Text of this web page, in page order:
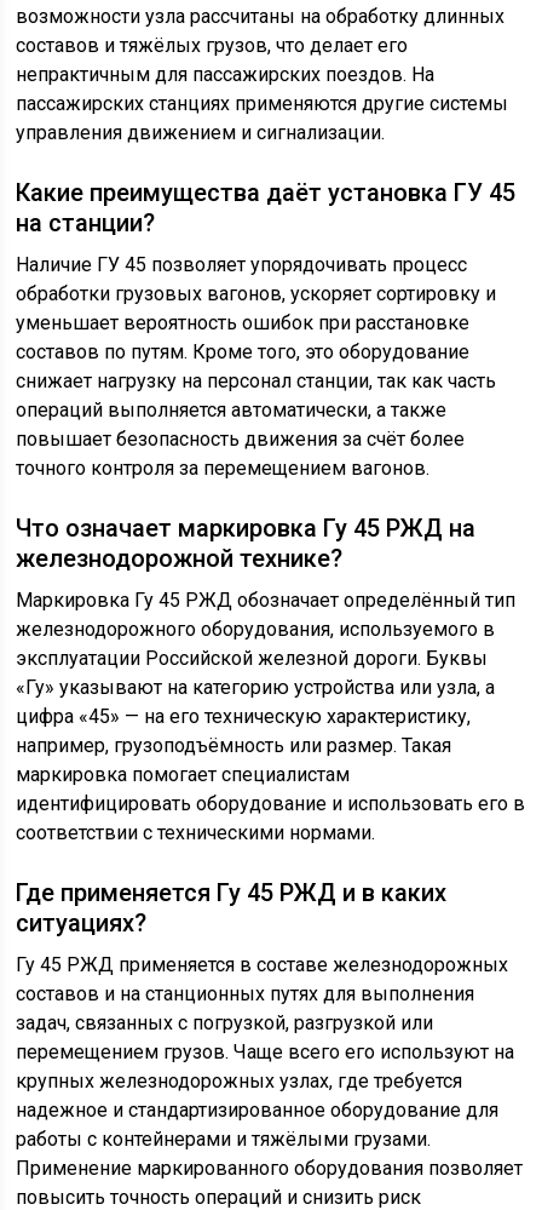
возможности узла рассчитаны на обработку длинных
составов и тяжёлых грузов, что делает его
непрактичным для пассажирских поездов. На
пассажирских станциях применяются другие системы
управления движением и сигнализации.
Какие преимущества даёт установка ГУ 45
на станции?
Наличие ГУ 45 позволяет упорядочивать процесс
обработки грузовых вагонов, ускоряет сортировку и
уменьшает вероятность ошибок при расстановке
составов по путям. Кроме того, это оборудование
снижает нагрузку на персонал станции, так как часть
операций выполняется автоматически, а также
повышает безопасность движения за счёт более
точного контроля за перемещением вагонов.
Что означает маркировка Гу 45 РЖД на
железнодорожной технике?
Маркировка Гу 45 РЖД обозначает определённый тип
железнодорожного оборудования, используемого в
эксплуатации Российской железной дороги. Буквы
«Гу» указывают на категорию устройства или узла, а
цифра «45» — на его техническую характеристику,
например, грузоподъёмность или размер. Такая
маркировка помогает специалистам
идентифицировать оборудование и использовать его в
соответствии с техническими нормами.
Где применяется Гу 45 РЖД и в каких
ситуациях?
Гу 45 РЖД применяется в составе железнодорожных
составов и на станционных путях для выполнения
задач, связанных с погрузкой, разгрузкой или
перемещением грузов. Чаще всего его используют на
крупных железнодорожных узлах, где требуется
надежное и стандартизированное оборудование для
работы с контейнерами и тяжёлыми грузами.
Применение маркированного оборудования позволяет
повысить точность операций и снизить риск